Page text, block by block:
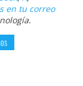
en tu correo